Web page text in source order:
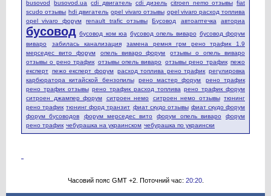
busovod busovod.ua cdi двигатель cdi дизель citroen nemo отзывы fiat
scudo отзывы hdi двигатель opel vivaro отзывы opel vivaro расход топлива
opel vivaro форум
renault trafic отзывы Бусовод автоаптечка авториа
бусовод бусовод ком юа бусовод опель виваро бусовод форум
виваро
забилась канализация
замена ремня грм рено трафик 1.9
мерседес вито форум
опель виваро форум
отзывы о опель виваро
отзывы о рено трафик отзывы опель виваро отзывы рено трафик пежо
експерт пежо експерт форум расход топлива рено трафик регулировка
карбюратора китайской бензопилы
рено мастер форум
рено трафик
рено трафик отзывы рено трафик расход топлива рено трафик форум
ситроен джампер форум
ситроен немо ситроен немо отзывы тюнинг
рено трафик тюнинг форд транзит фиат скудо отзывы фиат скудо форум
форум бусоводов
форум мерседес вито форум опель виваро
форум
рено трафик чебурашка на украинском чебурашка по украински
Часовий пояс GMT +2. Поточний час: 20:20.